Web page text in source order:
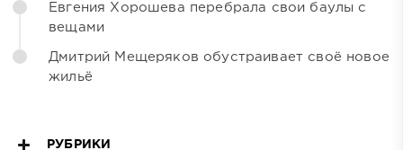
Евгения Хорошева перебрала свои баулы с
вещами
Дмитрий Мещеряков обустраивает своё новое
жильё
РУБРИКИ